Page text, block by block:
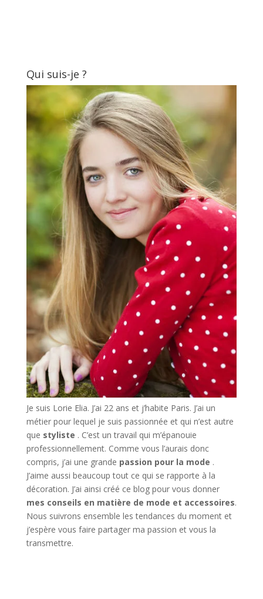
Qui suis-je ?
Je suis Lorie Elia. J’ai 22 ans et j’habite Paris. J’ai un
métier pour lequel je suis passionnée et qui n’est autre
que styliste . C’est un travail qui m’épanouie
professionnellement. Comme vous l’aurais donc
compris, j’ai une grande passion pour la mode .
J’aime aussi beaucoup tout ce qui se rapporte à la
décoration. J’ai ainsi créé ce blog pour vous donner
mes conseils en matière de mode et accessoires.
Nous suivrons ensemble les tendances du moment et
j’espère vous faire partager ma passion et vous la
transmettre.